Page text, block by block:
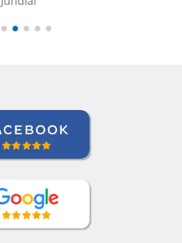
em Jundiaí,